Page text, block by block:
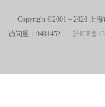
Copyright ©2001－2026 上
访问量：9481452 沪ICP备